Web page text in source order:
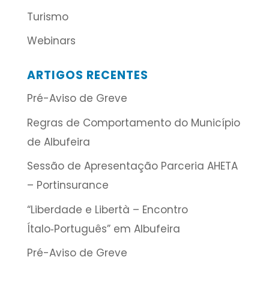
Turismo
Webinars
ARTIGOS RECENTES
Pré-Aviso de Greve
Regras de Comportamento do Município
de Albufeira
Sessão de Apresentação Parceria AHETA
– Portinsurance
“Liberdade e Libertà – Encontro
Ítalo‑Português” em Albufeira
Pré-Aviso de Greve